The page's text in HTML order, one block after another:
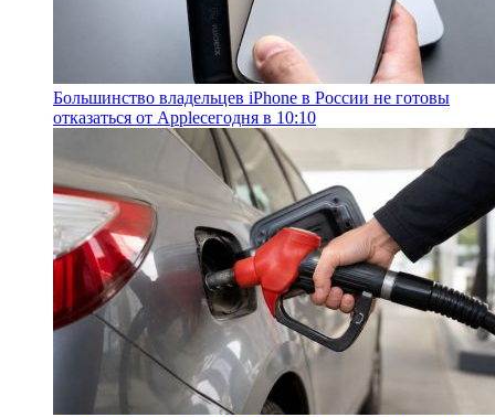
Большинство владельцев iPhone в России не готовы
отказаться от Appleсегодня в 10:10